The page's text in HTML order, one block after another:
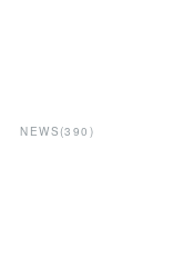
NEWS (390 )